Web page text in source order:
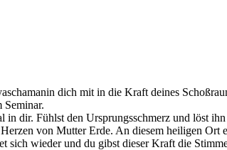
dich mit in die Kraft deines
Seminar.
in dir. Fühlst den Ursprungsschmerz und löst
von Mutter Erde. An diesem heiligen Ort
sich wieder und du gibst dieser Kraft die